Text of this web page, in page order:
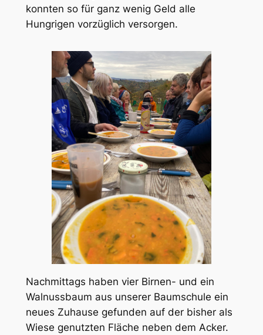
konnten so für ganz wenig Geld alle
Hungrigen vorzüglich versorgen.
Nachmittags haben vier Birnen- und ein
Walnussbaum aus unserer Baumschule ein
neues Zuhause gefunden auf der bisher als
Wiese genutzten Fläche neben dem Acker.